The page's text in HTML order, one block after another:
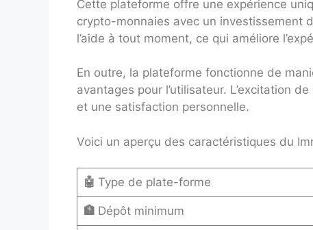
Cette plateforme offre une expérience
crypto-monnaies avec un investissement
l’aide à tout moment, ce qui améliore
En outre, la plateforme fonctionne de
avantages pour l’utilisateur. L’excitation
et une satisfaction personnelle.
Voici un aperçu des caractéristiques du
🤖 Type de plate-forme
🏦 Dépôt minimum